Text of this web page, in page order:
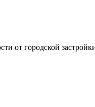
от городской